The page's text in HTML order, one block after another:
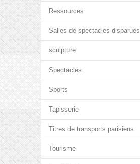
Ressources
Salles de spectacles disparues
sculpture
Spectacles
Sports
Tapisserie
Titres de transports parisiens
Tourisme